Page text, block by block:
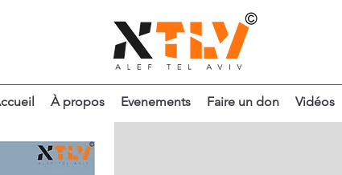
À propos Evenements Faire un don Vidéos